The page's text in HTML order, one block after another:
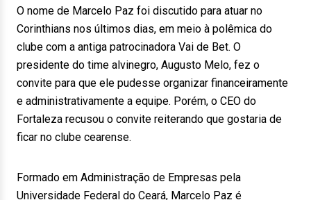
O nome de Marcelo Paz foi discutido para atuar no
Corinthians nos últimos dias, em meio à polêmica do
clube com a antiga patrocinadora Vai de Bet. O
presidente do time alvinegro, Augusto Melo, fez o
convite para que ele pudesse organizar financeiramente
e administrativamente a equipe. Porém, o CEO do
Fortaleza recusou o convite reiterando que gostaria de
ficar no clube cearense.
Formado em Administração de Empresas pela
Universidade Federal do Ceará, Marcelo Paz é